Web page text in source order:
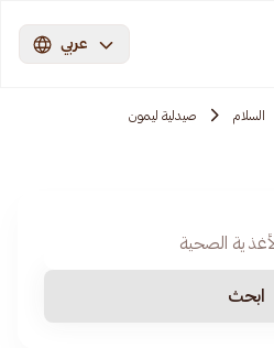
عربي
السلام صيدلية ليمون
ابحث